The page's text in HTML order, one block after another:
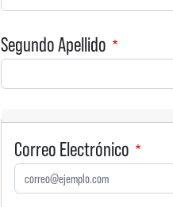
Segundo Apellido
Correo Electrónico
Correo Electrónico